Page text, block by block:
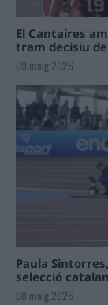
El Cantaires
tram decisiu
09 maig 2026
Paula
selecció
08 maig 2026